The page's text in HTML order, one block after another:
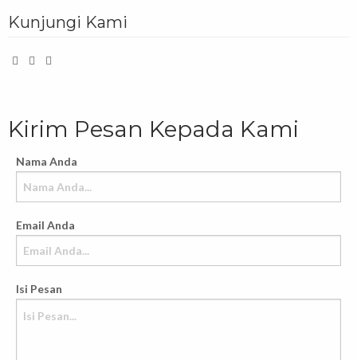
Kunjungi Kami
Kirim Pesan Kepada Kami
Nama Anda
Email Anda
Isi Pesan